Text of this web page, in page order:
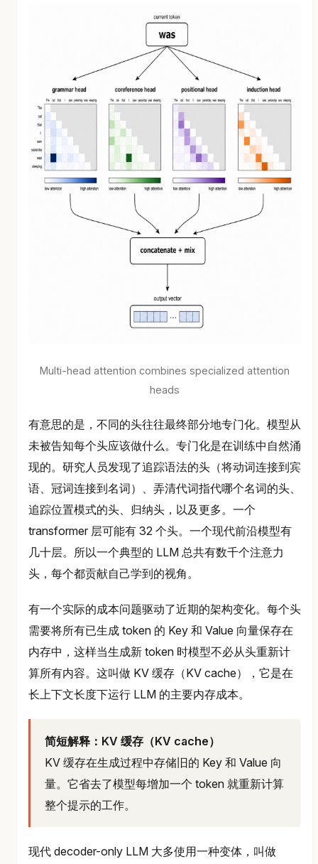
Multi-head attention combines specialized attention
heads
有意思的是，不同的头往往最终部分地专门化。模型从
未被告知每个头应该做什么。专门化是在训练中自然涌
现的。研究人员发现了追踪语法的头（将动词连接到宾
语、冠词连接到名词）、弄清代词指代哪个名词的头、
追踪位置模式的头、归纳头，以及更多。一个
transformer 层可能有 32 个头。一个现代前沿模型有
几十层。所以一个典型的 LLM 总共有数千个注意力
头，每个都贡献自己学到的视角。
有一个实际的成本问题驱动了近期的架构变化。每个头
需要将所有已生成 token 的 Key 和 Value 向量保存在
内存中，这样当生成新 token 时模型不必从头重新计
算所有内容。这叫做 KV 缓存（KV cache），它是在
长上下文长度下运行 LLM 的主要内存成本。
简短解释：KV 缓存（KV cache）
KV 缓存在生成过程中存储旧的 Key 和 Value 向
量。它省去了模型每增加一个 token 就重新计算
整个提示的工作。
现代 decoder-only LLM 大多使用一种变体，叫做